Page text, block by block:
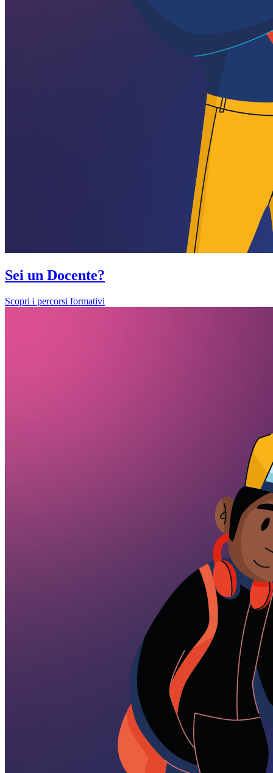
Sei un Docente?
Scopri i percorsi formativi